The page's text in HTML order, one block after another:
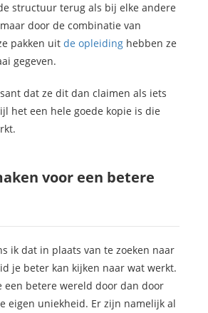
structuur terug als bij elke andere
door de combinatie van
pakken uit de opleiding hebben ze
gegeven.
dat ze dit dan claimen als iets
het een hele goede kopie is die
voor een betere
ik dat in plaats van te zoeken naar
je beter kan kijken naar wat werkt.
een betere wereld door dan door
eigen uniekheid. Er zijn namelijk al